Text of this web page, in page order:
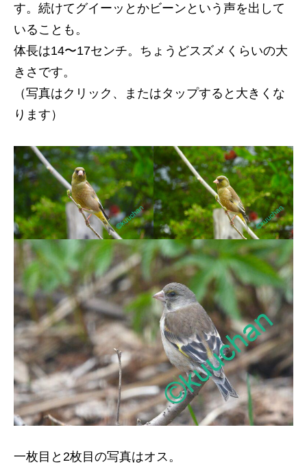
す。続けてグイーッとかビーンという声を出して
いることも。
体長は14〜17センチ。ちょうどスズメくらいの大
きさです。
（写真はクリック、またはタップすると大きくな
ります）
一枚目と2枚目の写真はオス。